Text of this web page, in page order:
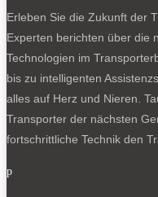
Erleben Sie die Zukunft der
Experten berichten über die
Technologien im
bis zu intelligenten
alles auf Herz und Nieren.
Transporter der nächsten
fortschrittliche Technik den
p